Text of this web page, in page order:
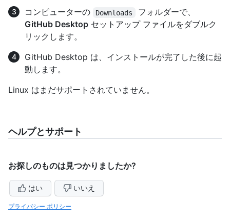
コンピューターの
Downloads
フォルダーで、
GitHub Desktop セットアップ ファイルをダブルク
リックします。
GitHub Desktop は、インストールが完了した後に起
動します。
Linux はまだサポートされていません。
ヘルプとサポート
お探しのものは見つかりましたか?
はい いいえ
プライバシー ポリシー